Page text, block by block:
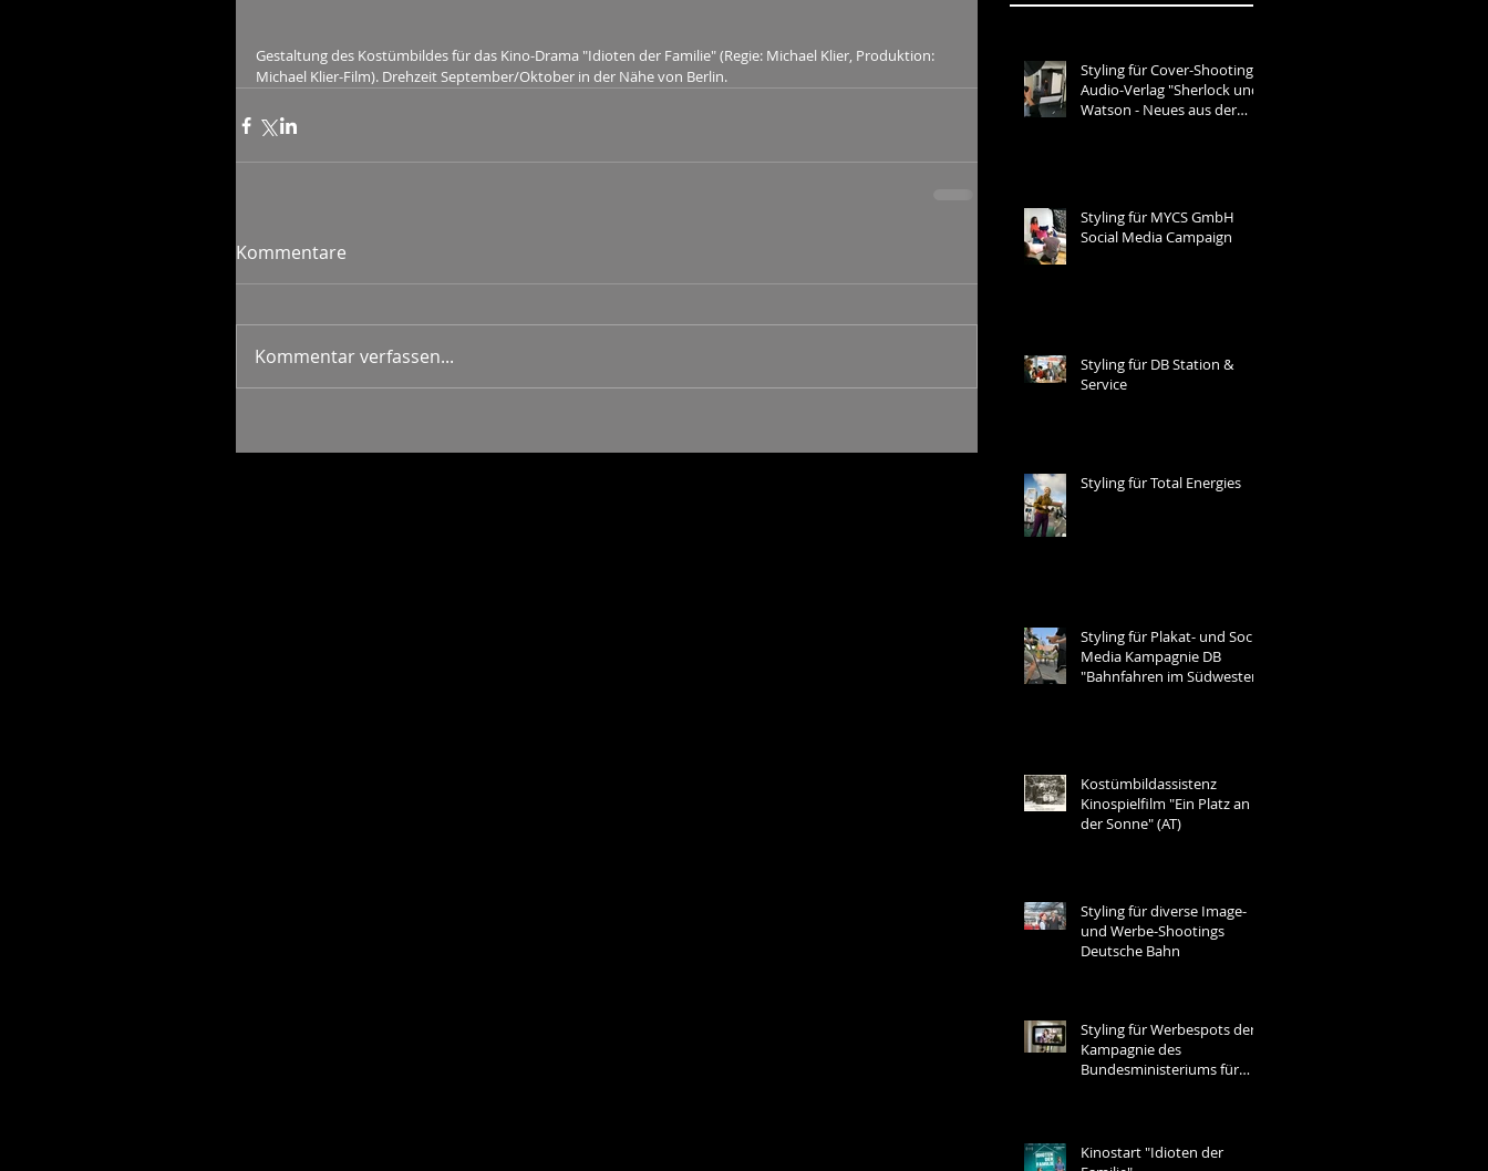
Gestaltung des Kostümbildes für das Kino-Drama "Idioten der Familie" (Regie: Michael Klier, Produktion:
Michael Klier-Film). Drehzeit September/Oktober in der Nähe von Berlin.
Kommentare
Kommentar verfassen...
Styling für Cover-Shooting
Audio-Verlag "Sherlock und
Watson - Neues aus der
Styling für MYCS GmbH
Social Media Campaign
Styling für DB Station &
Service
Styling für Total Energies
Styling für Plakat- und Social
Media Kampagnie DB
"Bahnfahren im Südwesten"
Kostümbildassistenz
Kinospielfilm "Ein Platz an
der Sonne" (AT)
Styling für diverse Image-
und Werbe-Shootings
Deutsche Bahn
Styling für Werbespots der
Kampagnie des
Bundesministeriums für
Kinostart "Idioten der